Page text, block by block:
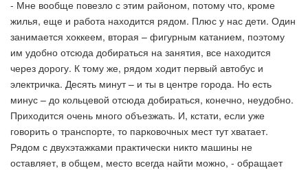
- Мне вообще повезло с этим районом, потому что, кроме
жилья, еще и работа находится рядом. Плюс у нас дети. Один
занимается хоккеем, вторая – фигурным катанием, поэтому
им удобно отсюда добираться на занятия, все находится
через дорогу. К тому же, рядом ходит первый автобус и
электричка. Десять минут – и ты в центре города. Но есть
минус – до кольцевой отсюда добираться, конечно, неудобно.
Приходится очень много объезжать. И, кстати, если уже
говорить о транспорте, то парковочных мест тут хватает.
Рядом с двухэтажками практически никто машины не
оставляет, в общем, место всегда найти можно, - обращает